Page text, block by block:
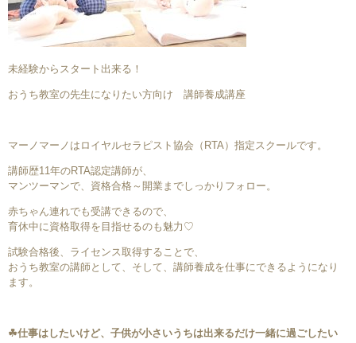
未経験からスタート出来る！
おうち教室の先生になりたい方向け 講師養成講座
マーノマーノはロイヤルセラピスト協会（RTA）指定スクールです。
講師歴11年のRTA認定講師が、
マンツーマンで、資格合格～開業までしっかりフォロー。
赤ちゃん連れでも受講できるので、
育休中に資格取得を目指せるのも魅力♡
試験合格後、ライセンス取得することで、
おうち教室の講師として、そして、講師養成を仕事にできるようになり
ます。
☘仕事はしたいけど、子供が小さいうちは出来るだけ一緒に過ごしたい